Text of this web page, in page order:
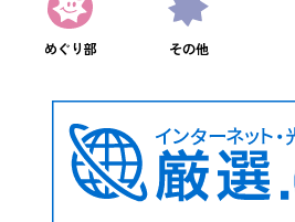
めぐり部 その他